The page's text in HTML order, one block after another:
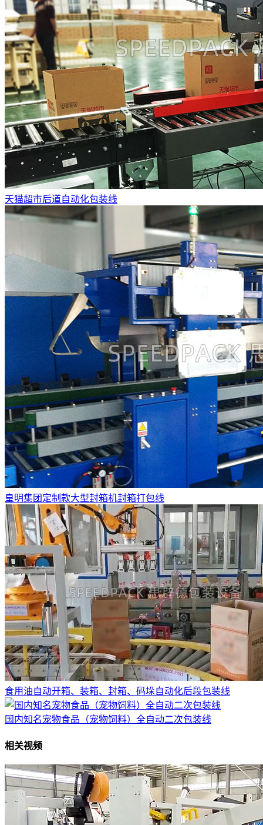
天猫超市后道自动化包装线
皇明集团定制款大型封箱机封箱打包线
食用油自动开箱、装箱、封箱、码垛自动化后段包装线
国内知名宠物食品（宠物饲料）全自动二次包装线
相关视频